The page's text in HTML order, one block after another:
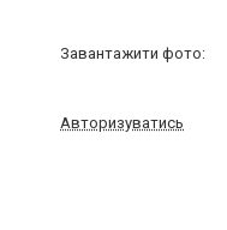
Завантажити фото:
Авторизуватись